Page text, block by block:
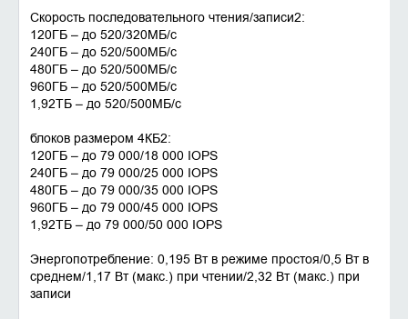
Скорость последовательного чтения/записи2:
120ГБ – до 520/320МБ/с
240ГБ – до 520/500МБ/с
480ГБ – до 520/500МБ/с
960ГБ – до 520/500МБ/с
1,92ТБ – до 520/500МБ/с
блоков размером 4КБ2:
120ГБ – до 79 000/18 000 IOPS
240ГБ – до 79 000/25 000 IOPS
480ГБ – до 79 000/35 000 IOPS
960ГБ – до 79 000/45 000 IOPS
1,92ТБ – до 79 000/50 000 IOPS
Энергопотребление: 0,195 Вт в режиме простоя/0,5 Вт в
среднем/1,17 Вт (макс.) при чтении/2,32 Вт (макс.) при
записи